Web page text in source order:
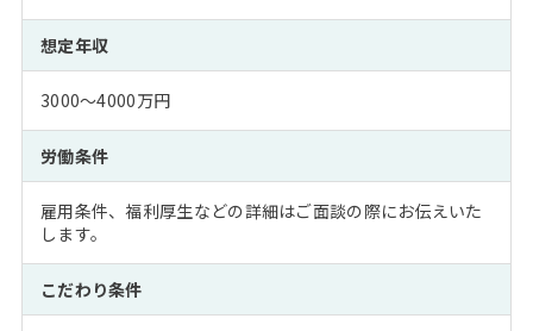
想定年収
3000～4000万円
労働条件
雇用条件、福利厚生などの詳細はご面談の際にお伝えいた
します。
こだわり条件